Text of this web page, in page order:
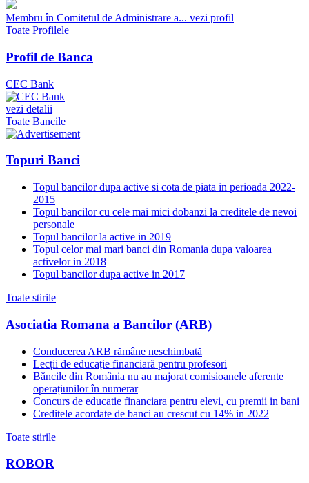
Membru în Comitetul de Administrare a... vezi profil
Toate Profilele
Profil de Banca
CEC Bank
vezi detalii
Toate Bancile
Topuri Banci
Topul bancilor dupa active si cota de piata in perioada 2022-
2015
Topul bancilor cu cele mai mici dobanzi la creditele de nevoi
personale
Topul bancilor la active in 2019
Topul celor mai mari banci din Romania dupa valoarea
activelor in 2018
Topul bancilor dupa active in 2017
Toate stirile
Asociatia Romana a Bancilor (ARB)
Conducerea ARB rămâne neschimbată
Lecții de educație financiară pentru profesori
Băncile din România nu au majorat comisioanele aferente
operațiunilor în numerar
Concurs de educatie financiara pentru elevi, cu premii in bani
Creditele acordate de banci au crescut cu 14% in 2022
Toate stirile
ROBOR